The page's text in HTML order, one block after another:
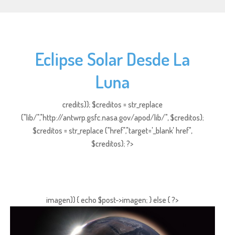
Eclipse Solar Desde La
Luna
credits)); $creditos = str_replace
("lib/","http://antwrp.gsfc.nasa.gov/apod/lib/", $creditos);
$creditos = str_replace ("href","target='_blank' href",
$creditos); ?>
imagen)) { echo $post->imagen; } else { ?>